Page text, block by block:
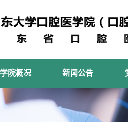
学院概况 新闻公告